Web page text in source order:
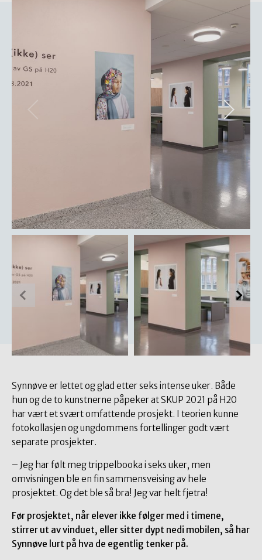
Synnøve er lettet og glad etter seks intense uker. Både
hun og de to kunstnerne påpeker at SKUP 2021 på H20
har vært et svært omfattende prosjekt. I teorien kunne
fotokollasjen og ungdommens fortellinger godt vært
separate prosjekter.
– Jeg har følt meg trippelbooka i seks uker, men
omvisningen ble en fin sammensveising av hele
prosjektet. Og det ble så bra! Jeg var helt fjetra!
Før prosjektet, når elever ikke følger med i timene,
stirrer ut av vinduet, eller sitter dypt nedi mobilen, så har
Synnøve lurt på hva de egentlig tenker på.